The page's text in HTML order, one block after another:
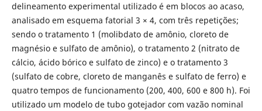
delineamento experimental utilizado é em blocos ao acaso,
analisado em esquema fatorial 3 × 4, com três repetições;
sendo o tratamento 1 (molibdato de amônio, cloreto de
magnésio e sulfato de amônio), o tratamento 2 (nitrato de
cálcio, ácido bórico e sulfato de zinco) e o tratamento 3
(sulfato de cobre, cloreto de manganês e sulfato de ferro) e
quatro tempos de funcionamento (200, 400, 600 e 800 h). Foi
utilizado um modelo de tubo gotejador com vazão nominal